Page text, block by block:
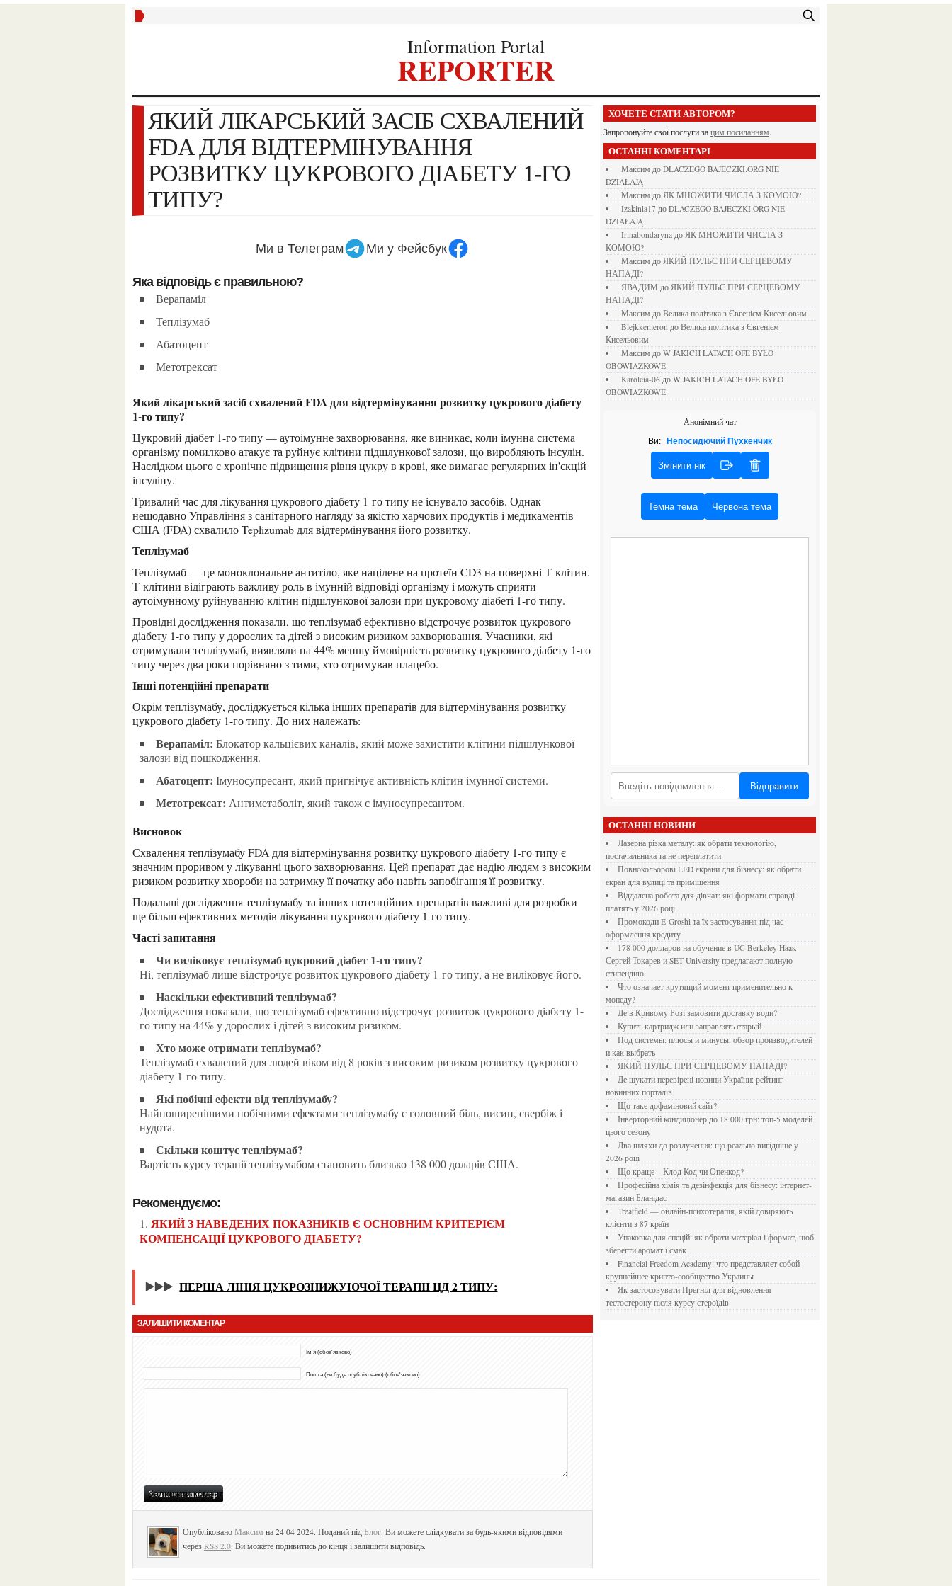
Information Portal
REPORTER
ЯКИЙ ЛІКАРСЬКИЙ ЗАСІБ СХВАЛЕНИЙ
FDA ДЛЯ ВІДТЕРМІНУВАННЯ
РОЗВИТКУ ЦУКРОВОГО ДІАБЕТУ 1-ГО
ТИПУ?
Ми в Телеграм Ми у Фейсбук
Яка відповідь є правильною?
Верапаміл
Теплізумаб
Абатоцепт
Метотрексат
Який лікарський засіб схвалений FDA для відтермінування розвитку цукрового діабету
1-го типу?
Цукровий діабет 1-го типу — аутоімунне захворювання, яке виникає, коли імунна система
організму помилково атакує та руйнує клітини підшлункової залози, що виробляють інсулін.
Наслідком цього є хронічне підвищення рівня цукру в крові, яке вимагає регулярних ін'єкцій
інсуліну.
Тривалий час для лікування цукрового діабету 1-го типу не існувало засобів. Однак
нещодавно Управління з санітарного нагляду за якістю харчових продуктів і медикаментів
США (FDA) схвалило Teplizumab для відтермінування його розвитку.
Теплізумаб
Теплізумаб — це моноклональне антитіло, яке націлене на протеїн CD3 на поверхні Т-клітин.
Т-клітини відіграють важливу роль в імунній відповіді організму і можуть сприяти
аутоімунному руйнуванню клітин підшлункової залози при цукровому діабеті 1-го типу.
Провідні дослідження показали, що теплізумаб ефективно відстрочує розвиток цукрового
діабету 1-го типу у дорослих та дітей з високим ризиком захворювання. Учасники, які
отримували теплізумаб, виявляли на 44% меншу ймовірність розвитку цукрового діабету 1-го
типу через два роки порівняно з тими, хто отримував плацебо.
Інші потенційні препарати
Окрім теплізумабу, досліджується кілька інших препаратів для відтермінування розвитку
цукрового діабету 1-го типу. До них належать:
Верапаміл: Блокатор кальцієвих каналів, який може захистити клітини підшлункової
залози від пошкодження.
Абатоцепт: Імуносупресант, який пригнічує активність клітин імунної системи.
Метотрексат: Антиметаболіт, який також є імуносупресантом.
Висновок
Схвалення теплізумабу FDA для відтермінування розвитку цукрового діабету 1-го типу є
значним проривом у лікуванні цього захворювання. Цей препарат дає надію людям з високим
ризиком розвитку хвороби на затримку її початку або навіть запобігання її розвитку.
Подальші дослідження теплізумабу та інших потенційних препаратів важливі для розробки
ще більш ефективних методів лікування цукрового діабету 1-го типу.
Часті запитання
Чи виліковує теплізумаб цукровий діабет 1-го типу?
Ні, теплізумаб лише відстрочує розвиток цукрового діабету 1-го типу, а не виліковує його.
Наскільки ефективний теплізумаб?
Дослідження показали, що теплізумаб ефективно відстрочує розвиток цукрового діабету 1-
го типу на 44% у дорослих і дітей з високим ризиком.
Хто може отримати теплізумаб?
Теплізумаб схвалений для людей віком від 8 років з високим ризиком розвитку цукрового
діабету 1-го типу.
Які побічні ефекти від теплізумабу?
Найпоширенішими побічними ефектами теплізумабу є головний біль, висип, свербіж і
нудота.
Скільки коштує теплізумаб?
Вартість курсу терапії теплізумабом становить близько 138 000 доларів США.
Рекомендуємо:
ЯКИЙ З НАВЕДЕНИХ ПОКАЗНИКІВ Є ОСНОВНИМ КРИТЕРІЄМ
КОМПЕНСАЦІЇ ЦУКРОВОГО ДІАБЕТУ?
▶️▶️▶️ ПЕРША ЛІНІЯ ЦУКРОЗНИЖУЮЧОЇ ТЕРАПІІ ЦД 2 ТИПУ:
ЗАЛИШИТИ КОМЕНТАР
Ім'я (обов'язково)
Пошта (не буде опубліковано) (обов'язково)
Опубліковано Максим на 24 04 2024. Поданий під Блог. Ви можете слідкувати за будь-якими відповідями
через RSS 2.0. Ви можете подивитись до кінця і залишити відповідь.
ХОЧЕТЕ СТАТИ АВТОРОМ?
Запропонуйте свої послуги за цим посиланням.
ОСТАННІ КОМЕНТАРІ
Максим до DLACZEGO BAJECZKI.ORG NIE
DZIAŁAJĄ
Максим до ЯК МНОЖИТИ ЧИСЛА З КОМОЮ?
izakinia17 до DLACZEGO BAJECZKI.ORG NIE
DZIAŁAJĄ
irinabondarynaдо ЯК МНОЖИТИ ЧИСЛА З
КОМОЮ?
Максим до ЯКИЙ ПУЛЬС ПРИ СЕРЦЕВОМУ
НАПАДІ?
ЯВАДИМ до ЯКИЙ ПУЛЬС ПРИ СЕРЦЕВОМУ
НАПАДІ?
Максим до Велика політика з Євгенієм Кисельовим
blejkkemeronдо Велика політика з Євгенієм
Кисельовим
Максим до W JAKICH LATACH OFE BYŁO
OBOWIAZKOWE
karolcia-06до W JAKICH LATACH OFE BYŁO
OBOWIAZKOWE
Анонімний чат
Ви: Непосидючий Пухкенчик
Змінити нік
Темна тема Червона тема
Відправити
ОСТАННІ НОВИНИ
Лазерна різка металу: як обрати технологію,
постачальника та не переплатити
Повнокольорові LED екрани для бізнесу: як обрати
екран для вулиці та приміщення
Віддалена робота для дівчат: які формати справді
платять у 2026 році
Промокоди E-Groshi та їх застосування під час
оформлення кредиту
178 000 долларов на обучение в UC Berkeley Haas.
Сергей Токарев и SET University предлагают полную
стипендию
Что означает крутящий момент применительно к
мопеду?
Де в Кривому Розі замовити доставку води?
Купить картридж или заправлять старый
Под системы: плюсы и минусы, обзор производителей
и как выбрать
ЯКИЙ ПУЛЬС ПРИ СЕРЦЕВОМУ НАПАДІ?
Де шукати перевірені новини України: рейтинг
новинних порталів
Що таке дофаміновий сайт?
Інверторний кондиціонер до 18 000 грн: топ-5 моделей
цього сезону
Два шляхи до розлучення: що реально вигідніше у
2026 році
Що краще – Клод Код чи Опенкод?
Професійна хімія та дезінфекція для бізнесу: інтернет-
магазин Бланідас
Treatfield — онлайн-психотерапія, якій довіряють
клієнти з 87 країн
Упаковка для спецій: як обрати матеріал і формат, щоб
зберегти аромат і смак
Financial Freedom Academy: что представляет собой
крупнейшее крипто-сообщество Украины
Як застосовувати Прегніл для відновлення
тестостерону після курсу стероїдів